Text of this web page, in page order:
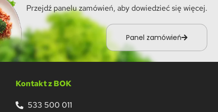
Przejdź panelu zamówień, aby dowiedzieć się więcej.
Panel zamówień
Kontakt z BOK
533 500 011